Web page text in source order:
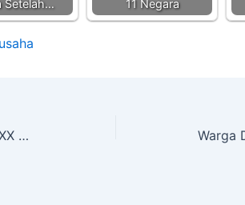
Setelah…
11 Negara
Peringati Hari Otonomi Daerah ke-XXX Sekda Sumsel Sampaikan 6 Kunci Keberhasilan Pembangunan Nasional